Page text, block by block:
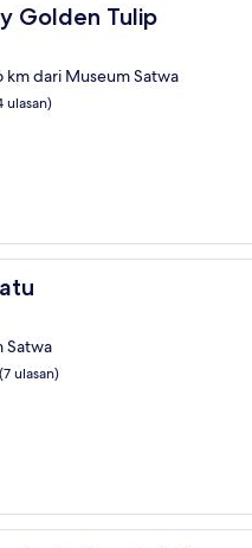
Golden Tulip
Tulip
dari Museum Satwa
ulasan)
Satwa
(7 ulasan)